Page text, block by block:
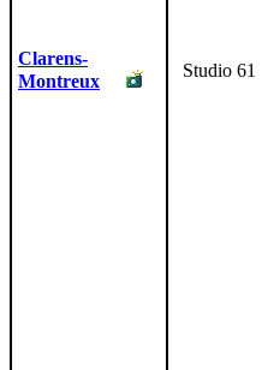
Clarens-
Montreux
Studio 61